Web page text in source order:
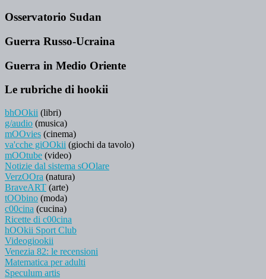
Osservatorio Sudan
Guerra Russo-Ucraina
Guerra in Medio Oriente
Le rubriche di hookii
bhOOkii (libri)
g/audio (musica)
mOOvies (cinema)
va'cche giOOkii (giochi da tavolo)
mOOtube (video)
Notizie dal sistema sOOlare
VerzOOra (natura)
BraveART (arte)
tOObino (moda)
c00cina (cucina)
Ricette di c00cina
hOOkii Sport Club
Videogiookii
Venezia 82: le recensioni
Matematica per adulti
Speculum artis